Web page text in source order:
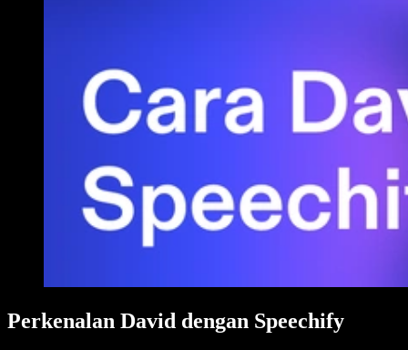
Perkenalan David dengan Speechify